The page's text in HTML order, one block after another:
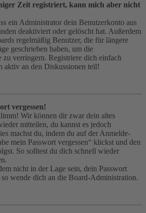
Zeit registriert, kann mich aber nicht
ein Administrator dein Benutzerkonto aus
deaktiviert oder gelöscht hat. Außerdem
regelmäßig Benutzer, die für längere
geschrieben haben, um die
zu verringern. Registriere dich einfach
aktiv an den Diskussionen teil!
vergessen!
Wir können dir zwar dein altes
mitteilen, du kannst es jedoch
machst du, indem du auf der Anmelde-
mein Passwort vergessen“ klickst und den
So solltest du dich schnell wieder
nicht in der Lage sein, dein Passwort
so wende dich an die Board-Administration.